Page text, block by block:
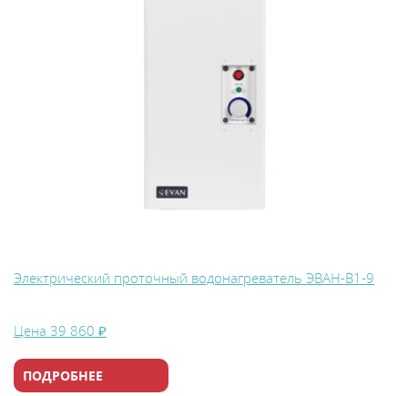
Электрический проточный водонагреватель ЭВАН-В1-9
Цена 39 860 ₽
ПОДРОБНЕЕ